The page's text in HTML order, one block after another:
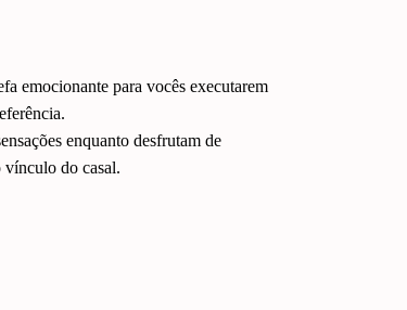
emocionante para vocês executarem
enquanto desfrutam de
vínculo do casal.